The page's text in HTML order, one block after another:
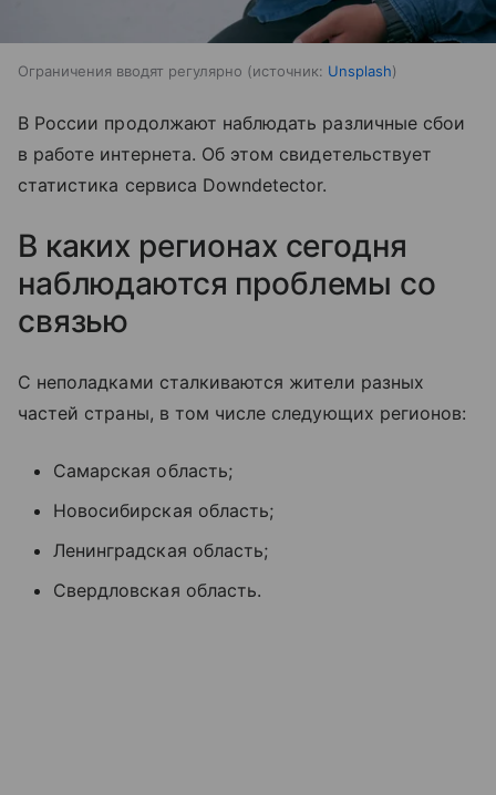
Ограничения вводят регулярно источник: Unsplash
В России продолжают наблюдать различные сбои
в работе интернета. Об этом свидетельствует
статистика сервиса Downdetector.
В каких регионах сегодня
наблюдаются проблемы со
связью
С неполадками сталкиваются жители разных
частей страны, в том числе следующих регионов:
Самарская область;
Новосибирская область;
Ленинградская область;
Свердловская область.